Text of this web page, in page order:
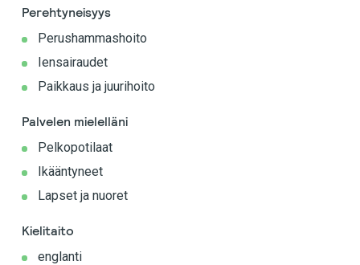
Perehtyneisyys
Perushammashoito
Iensairaudet
Paikkaus ja juurihoito
Palvelen mielelläni
Pelkopotilaat
Ikääntyneet
Lapset ja nuoret
Kielitaito
englanti